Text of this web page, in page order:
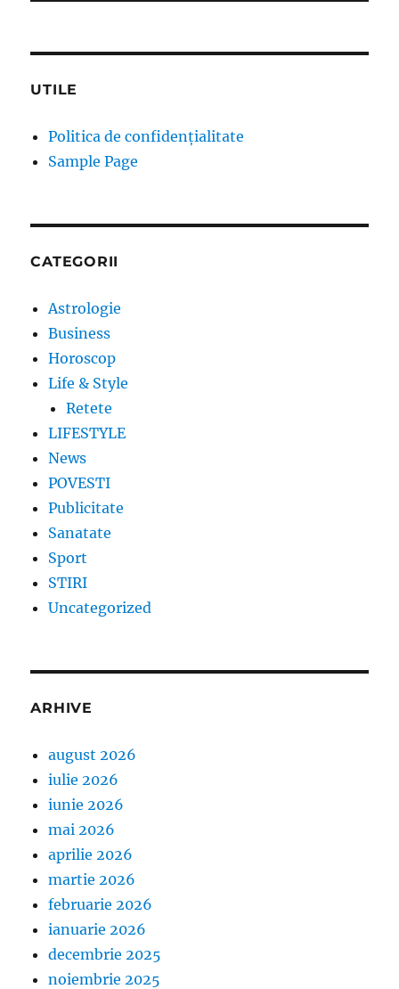
UTILE
Politica de confidențialitate
Sample Page
CATEGORII
Astrologie
Business
Horoscop
Life & Style
Retete
LIFESTYLE
News
POVESTI
Publicitate
Sanatate
Sport
STIRI
Uncategorized
ARHIVE
august 2026
iulie 2026
iunie 2026
mai 2026
aprilie 2026
martie 2026
februarie 2026
ianuarie 2026
decembrie 2025
noiembrie 2025